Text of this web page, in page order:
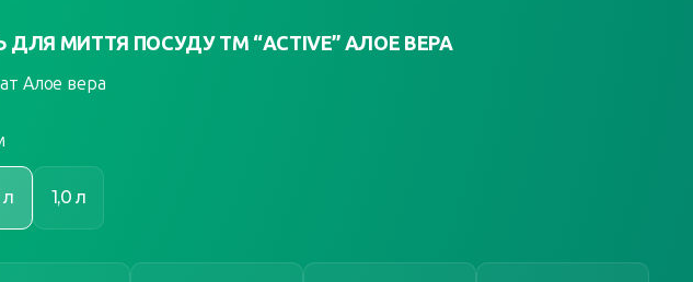
ДЛЯ МИТТЯ ПОСУДУ ТМ “ACTIVE” АЛОЕ ВЕРА
Алое вера
л 1,0 л